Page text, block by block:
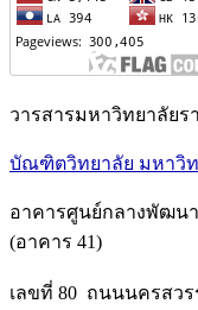
วารสารมหาวิทยาลัย
บัณฑิตวิทยาลัย มหาวิ
อาคารศูนย์กลางพัฒน
(อาคาร 41)
เลขที่ 80 ถนนนครสว